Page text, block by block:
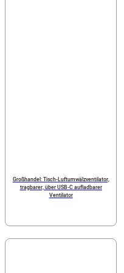
Großhandel: Tisch-Luftumwälzventilator,
tragbarer, über USB-C aufladbarer
Ventilator